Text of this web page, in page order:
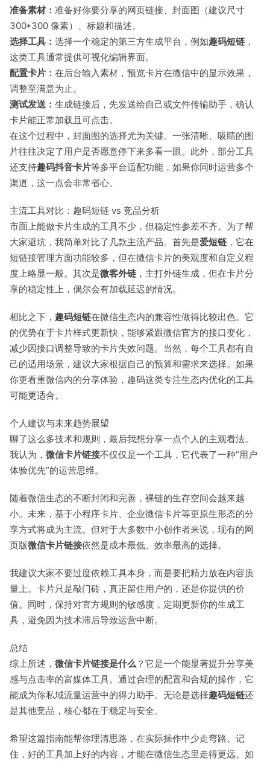
准备素材： 准备好你要分享的网页链接、封面图（建议尺寸
300*300 像素）、标题和描述。
选择工具： 选择一个稳定的第三方生成平台，例如趣码短链 ，
这类工具通常提供可视化编辑界面。
配置卡片： 在后台输入素材，预览卡片在微信中的显示效果，
调整至满意为止。
测试发送： 生成链接后，先发送给自己或文件传输助手，确认
卡片能正常加载且可点击。
在这个过程中，封面图的选择尤为关键。一张清晰、吸睛的图
片往往决定了用户是否愿意停下来多看一眼。此外，部分工具
还支持趣码抖音卡片等多平台适配功能，如果你同时运营多个
渠道，这一点会非常省心。
主流工具对比：趣码短链 vs 竞品分析
市面上能做卡片生成的工具不少，但稳定性参差不齐。为了帮
大家避坑，我简单对比了几款主流产品。首先是爱短链 ，它在
短链接管理方面功能较多，但在微信卡片的美观度和自定义程
度上略显一般。其次是微客外链 ，主打外链生成，但在卡片分
享的稳定性上，偶尔会有加载延迟的情况。
相比之下， 趣码短链在微信生态内的兼容性做得比较出色。它
的优势在于卡片样式更新快，能够紧跟微信官方的接口变化，
减少因接口调整导致的卡片失效问题。当然，每个工具都有自
己的适用场景，建议大家根据自己的预算和需求来选择。如果
你更看重微信内的分享体验，趣码这类专注生态内优化的工具
可能更适合。
个人建议与未来趋势展望
聊了这么多技术和规则，最后我想分享一点个人的主观看法。
我认为， 微信卡片链接不仅仅是一个工具，它代表了一种“用户
体验优先”的运营思维。
随着微信生态的不断封闭和完善，裸链的生存空间会越来越
小。未来，基于小程序卡片、企业微信卡片等更原生形态的分
享方式将成为主流。但对于大多数中小创作者来说，现有的网
页版微信卡片链接依然是成本最低、效率最高的选择。
我建议大家不要过度依赖工具本身，而是要把精力放在内容质
量上。卡片只是敲门砖，真正留住用户的，还是你提供的价
值。同时，保持对官方规则的敏感度，定期更新你的生成工
具，避免因为技术滞后导致运营中断。
总结
综上所述， 微信卡片链接是什么 ？它是一个能显著提升分享美
感与点击率的富媒体工具。通过合理的配置和合规的操作，它
能成为你私域流量运营中的得力助手。无论是选择趣码短链还
是其他竞品，核心都在于稳定与安全。
希望这篇指南能帮你理清思路，在实际操作中少走弯路。记
住，好的工具加上好的内容，才能在微信生态里走得更远。如